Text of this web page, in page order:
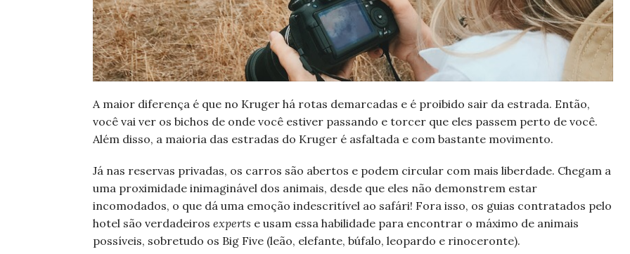
A maior diferença é que no Kruger há rotas demarcadas e é proibido sair da estrada. Então,
você vai ver os bichos de onde você estiver passando e torcer que eles passem perto de você.
Além disso, a maioria das estradas do Kruger é asfaltada e com bastante movimento.
Já nas reservas privadas, os carros são abertos e podem circular com mais liberdade. Chegam a
uma proximidade inimaginável dos animais, desde que eles não demonstrem estar
incomodados, o que dá uma emoção indescritível ao safári! Fora isso, os guias contratados pelo
hotel são verdadeiros experts e usam essa habilidade para encontrar o máximo de animais
possíveis, sobretudo os Big Five (leão, elefante, búfalo, leopardo e rinoceronte).